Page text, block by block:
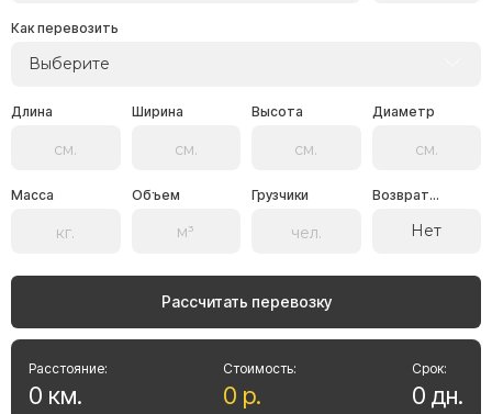
Как перевозить
Выберите
Длина Ширина Высота Диаметр
Масса Объем Грузчики Возврат...
Нет
Рассчитать перевозку
Стоимость:
0 р.
Расстояние:
0 км.
Срок:
0 дн.